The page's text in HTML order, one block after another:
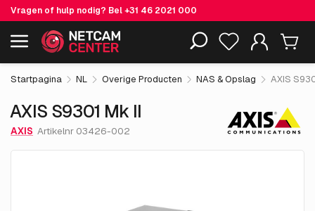
Vragen of hulp nodig? Bel+31 46 2021 000
Inclusief EOL-producten
AXIS S9301 Mk II € 2,564.
Startpagina NL Overige Producten NAS & Opslag AXIS
AXIS S9301 Mk II
AXIS Artikelnr 03426-002